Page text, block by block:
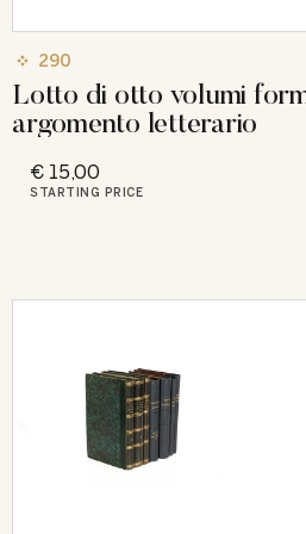
290
Lotto di otto volumi
argomento letterario
€ 15,00
STARTING PRICE